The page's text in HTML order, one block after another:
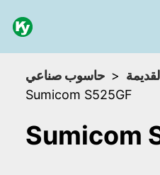
حاسوب صناعي
Sumicom S525GF
Sumicom